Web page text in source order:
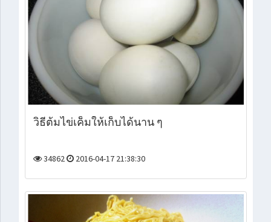
วิธีต้มไข่เค็มให้เก็บได้นาน ๆ
34862 2016-04-17 21:38:30